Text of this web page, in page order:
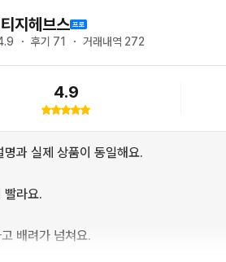
지헤브스
・ 후기 71 ・ 거래내역 272
4.9
명과 실제 상품이 동일해요.
빨라요.
배려가 넘쳐요.